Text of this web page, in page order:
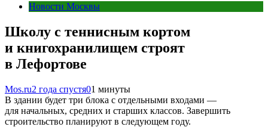
Новости Москвы
Школу с теннисным кортом
и книгохранилищем строят
в Лефортове
Mos.ru2 года спустя01 минуты
В здании будет три блока с отдельными входами —
для начальных, средних и старших классов. Завершить
строительство планируют в следующем году.